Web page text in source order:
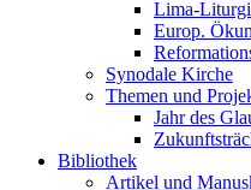
Lima-
Europ.
Synodale Kirche
Themen und
Jahr des
Bibliothek
Artikel und